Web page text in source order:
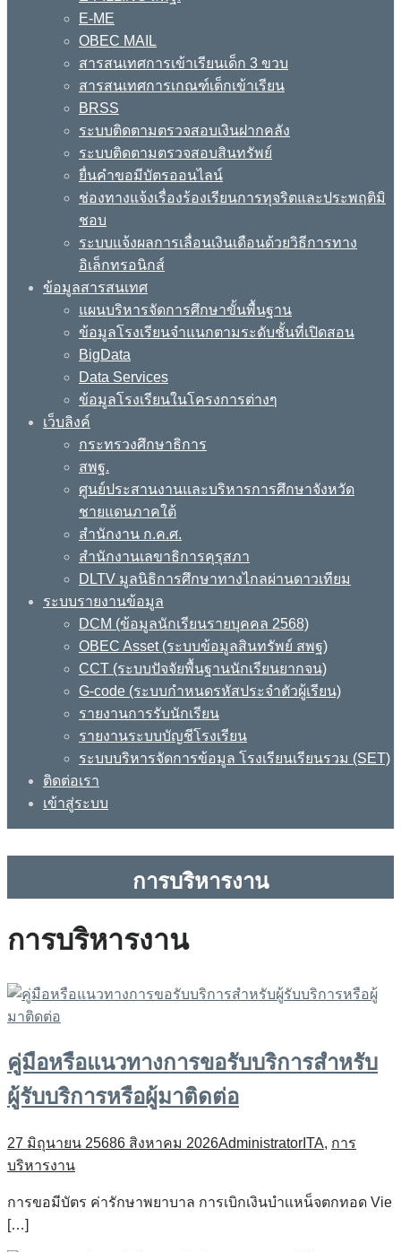
E-ME
OBEC MAIL
สารสนเทศการเข้าเรียนเด็ก 3 ขวบ
สารสนเทศการเกณฑ์เด็กเข้าเรียน
BRSS
ระบบติดตามตรวจสอบเงินฝากคลัง
ระบบติดตามตรวจสอบสินทรัพย์
ยื่นคำขอมีบัตรออนไลน์
ช่องทางแจ้งเรื่องร้องเรียนการทุจริตและประพฤติมิ
ชอบ
ระบบแจ้งผลการเลื่อนเงินเดือนด้วยวิธีการทาง
อิเล็กทรอนิกส์
ข้อมูลสารสนเทศ
แผนบริหารจัดการศึกษาขั้นพื้นฐาน
ข้อมูลโรงเรียนจำแนกตามระดับชั้นที่เปิดสอน
BigData
Data Services
ข้อมูลโรงเรียนในโครงการต่างๆ
เว็บลิงค์
กระทรวงศึกษาธิการ
สพฐ.
ศูนย์ประสานงานและบริหารการศึกษาจังหวัด
ชายแดนภาคใต้
สำนักงาน ก.ค.ศ.
สำนักงานเลขาธิการคุรุสภา
DLTV มูลนิธิการศึกษาทางไกลผ่านดาวเทียม
ระบบรายงานข้อมูล
DCM (ข้อมูลนักเรียนรายบุคคล 2568)
OBEC Asset (ระบบข้อมูลสินทรัพย์ สพฐ)
CCT (ระบบปัจจัยพื้นฐานนักเรียนยากจน)
G-code (ระบบกำหนดรหัสประจำตัวผู้เรียน)
รายงานการรับนักเรียน
รายงานระบบบัญชีโรงเรียน
ระบบบริหารจัดการข้อมูล โรงเรียนเรียนรวม (SET)
ติดต่อเรา
เข้าสู่ระบบ
การบริหารงาน
การบริหารงาน
คู่มือหรือแนวทางการขอรับบริการสำหรับ
ผู้รับบริการหรือผู้มาติดต่อ
27 มิถุนายน 25686 สิงหาคม 2026Administrator ITA, การ
บริหารงาน
การขอมีบัตร ค่ารักษาพยาบาล การเบิกเงินบำเเหน็จตกทอด Vie
[…]